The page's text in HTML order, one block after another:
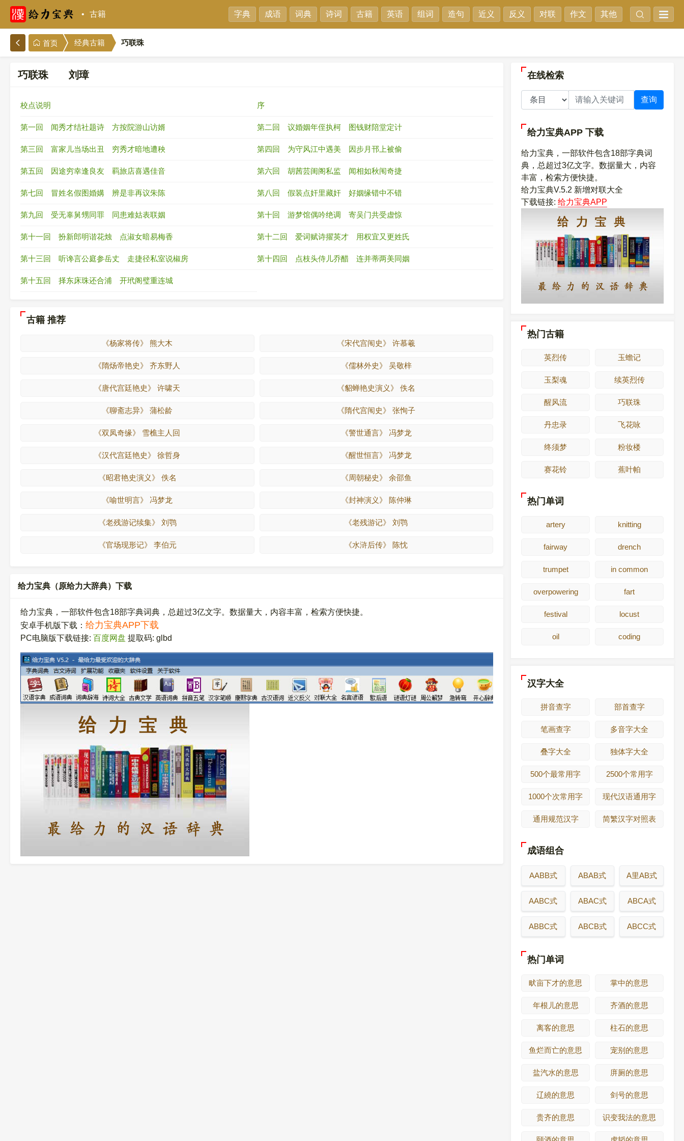
古籍 字典 成语 词典 诗词 古籍 英语 组词 造句 近义 反义 对联 作文 其他
首页 经典古籍 巧联珠
巧联珠 刘璋
校点说明 序
第一回 闻秀才结社题诗 方按院游山访婿 第二回 议婚姻年侄执柯 图钱财陪堂定计
第三回 富家儿当场出丑 穷秀才暗地遭秧 第四回 为守风江中遇美 因步月邗上被偷
第五回 因途穷幸逢良友 羁旅店喜遇佳音 第六回 胡茜芸闺阁私监 闻相如秋闱奇捷
第七回 冒姓名假图婚媾 辨是非再议朱陈 第八回 假装点奸里藏奸 好姻缘错中不错
第九回 受无辜舅甥同罪 同患难姑表联姻 第十回 游梦馆偶吟绝调 寄吴门共受虚惊
第十一回 扮新郎明谐花烛 点淑女暗易梅香 第十二回 爱词赋诗擢英才 用权宜又更姓氏
第十三回 听谗言公庭参岳丈 走捷径私室说椒房 第十四回 点枝头侍儿乔醋 连并蒂两美同姻
第十五回 择东床珠还合浦 开玳阁璧重连城
古籍 推荐
《杨家将传》 熊大木 《宋代宫闱史》 许慕羲
《隋炀帝艳史》 齐东野人 《儒林外史》 吴敬梓
《唐代宫廷艳史》 许啸天 《貂蝉艳史演义》 佚名
《聊斋志异》 蒲松龄 《隋代宫闱史》 张恂子
《双凤奇缘》 雪樵主人回 《警世通言》 冯梦龙
《汉代宫廷艳史》 徐哲身 《醒世恒言》 冯梦龙
《昭君艳史演义》 佚名 《周朝秘史》 余邵鱼
《喻世明言》 冯梦龙 《封神演义》 陈仲琳
《老残游记续集》 刘鹗 《老残游记》 刘鹗
《官场现形记》 李伯元 《水浒后传》 陈忱
给力宝典（原给力大辞典）下载
给力宝典，一部软件包含18部字典词典，总超过3亿文字。数据量大，内容丰富，检索方便快捷。
安卓手机版下载： 给力宝典APP下载
PC电脑版下载链接: 百度网盘 提取码: glbd
在线检索
查询
给力宝典APP 下载
给力宝典，一部软件包含18部字典词
典，总超过3亿文字。数据量大，内容
丰富，检索方便快捷。
给力宝典V.5.2 新增对联大全
下载链接: 给力宝典APP
热门古籍
英烈传 玉蟾记
玉梨魂 续英烈传
醒风流 巧联珠
丹忠录 飞花咏
终须梦 粉妆楼
赛花铃 蕉叶帕
热门单词
artery knitting
fairway drench
trumpet in common
overpowering fart
festival locust
oil coding
汉字大全
拼音查字 部首查字
笔画查字 多音字大全
叠字大全 独体字大全
500个最常用字 2500个常用字
1000个次常用字 现代汉语通用字
通用规范汉字 简繁汉字对照表
成语组合
AABB式 ABAB式 A里AB式
AABC式 ABAC式 ABCA式
ABBC式 ABCB式 ABCC式
热门单词
畎亩下才的意思 掌中的意思
年根儿的意思 齐酒的意思
离客的意思 柱石的意思
鱼烂而亡的意思 宠别的意思
盐汽水的意思 庰厕的意思
辽繞的意思 剑号的意思
贵齐的意思 识变我法的意思